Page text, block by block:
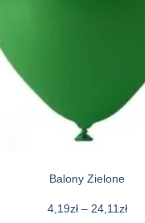
Balony Zielone
4,19zł – 24,11zł